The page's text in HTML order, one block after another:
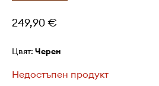
249,90 €
Цвят: черен
Недостъпен продукт